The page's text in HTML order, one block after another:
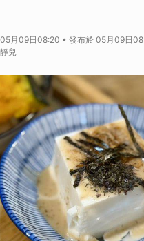
月09日08:20 • 發布於 05月09日
兒